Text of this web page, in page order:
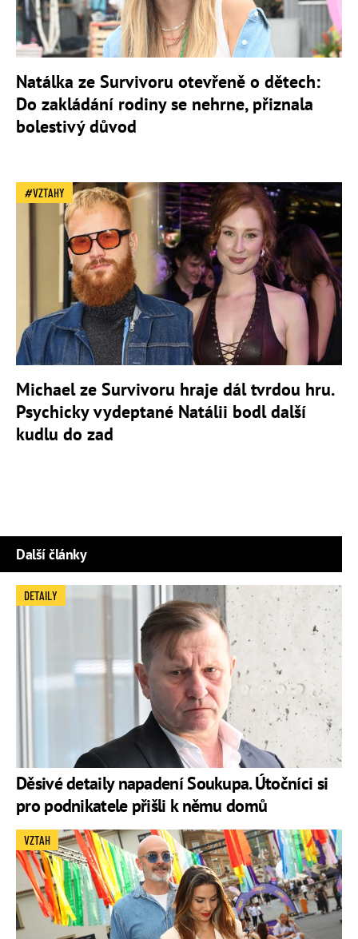
Natálka ze Survivoru otevřeně o dětech:
Do zakládání rodiny se nehrne, přiznala
bolestivý důvod
VZTAHY
Michael ze Survivoru hraje dál tvrdou hru.
Psychicky vydeptané Natálii bodl další
kudlu do zad
Další články
Děsivé detaily napadení Soukupa. Útočníci si
pro podnikatele přišli k němu domů
DETAILY
VZTAH